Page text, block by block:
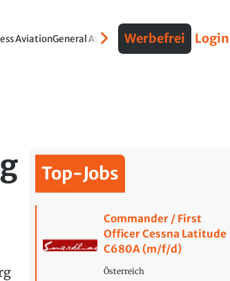
AviationGeneral AviationVerteidigungInterviews
Werbefrei Login
Top-Jobs
Commander / First
Officer Cessna Latitude
C680A (m/f/d)
Österreich